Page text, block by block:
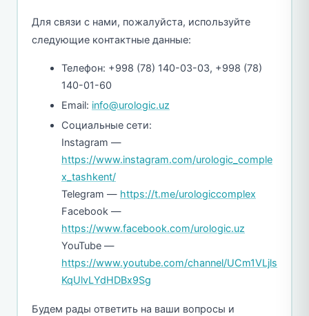
Для связи с нами, пожалуйста, используйте
следующие контактные данные:
Телефон: +998 (78) 140-03-03, +998 (78)
140-01-60
Email: info@urologic.uz
Социальные сети:
Instagram —
https://www.instagram.com/urologic_comple
x_tashkent/
Telegram — https://t.me/urologiccomplex
Facebook —
https://www.facebook.com/urologic.uz
YouTube —
https://www.youtube.com/channel/UCm1VLjls
KqUlvLYdHDBx9Sg
Будем рады ответить на ваши вопросы и